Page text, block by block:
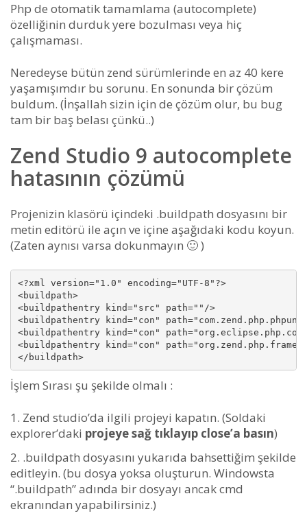
Php de otomatik tamamlama (autocomplete)
özelliğinin durduk yere bozulması veya hiç
çalışmaması.
Neredeyse bütün zend sürümlerinde en az 40 kere
yaşamışımdır bu sorunu. En sonunda bir çözüm
buldum. (İnşallah sizin için de çözüm olur, bu bug
tam bir baş belası çünkü..)
Zend Studio 9 autocomplete
hatasının çözümü
Projenizin klasörü içindeki .buildpath dosyasını bir
metin editörü ile açın ve içine aşağıdaki kodu koyun.
(Zaten aynısı varsa dokunmayın 🙂 )
<?xml version="1.0" encoding="UTF-8"?>
<buildpath>
<buildpathentry kind="src" path=""/>
<buildpathentry kind="con"
<buildpathentry kind="con"
<buildpathentry kind="con"
</buildpath>
İşlem Sırası şu şekilde olmalı :
Zend studio’da ilgili projeyi kapatın. (Soldaki
explorer’daki projeye sağ tıklayıp close’a basın)
.buildpath dosyasını yukarıda bahsettiğim şekilde
editleyin. (bu dosya yoksa oluşturun. Windowsta
“.buildpath” adında bir dosyayı ancak cmd
ekranından yapabilirsiniz.)